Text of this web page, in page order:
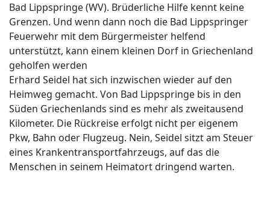
Bad Lippspringe (WV). Brüderliche Hilfe kennt keine
Grenzen. Und wenn dann noch die Bad Lippspringer
Feuerwehr mit dem Bürgermeister helfend
unterstützt, kann einem kleinen Dorf in Griechenland
geholfen werden
Erhard Seidel hat sich inzwischen wieder auf den
Heimweg gemacht. Von Bad Lippspringe bis in den
Süden Griechenlands sind es mehr als zweitausend
Kilometer. Die Rückreise erfolgt nicht per eigenem
Pkw, Bahn oder Flugzeug. Nein, Seidel sitzt am Steuer
eines Krankentransportfahrzeugs, auf das die
Menschen in seinem Heimatort dringend warten.